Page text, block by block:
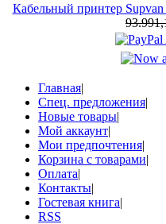
Кабельный принтер Supvan
Главная|
Спец. предложения|
Новые товары|
Мой аккаунт|
Мои предпочтения|
Корзина с товарами|
Оплата|
Контакты|
Гостевая книга|
RSS